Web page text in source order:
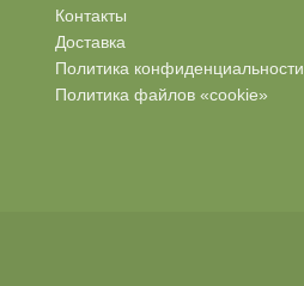
Контакты
Доставка
Политика конфиденциальности
Политика файлов «cookie»